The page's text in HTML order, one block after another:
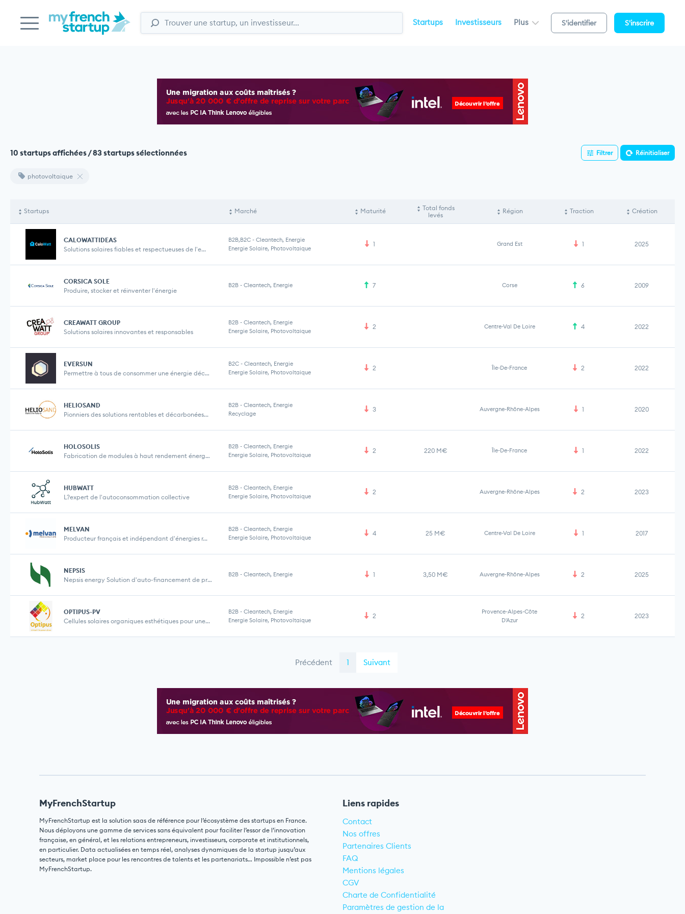
Startups Investisseurs Plus S'identifier S'inscrire
10 startups affichées / 83 startups sélectionnées Filtrer Réinitialiser
photovoltaique
Startups Marché Maturité
Total fonds
levés
Région Traction Création
CALOWATTIDEAS
Solutions solaires fiables et respectueuses de l'e...
B2B,B2C - Cleantech, Energie
Energie Solaire, Photovoltaique
1 Grand Est 1 2025
CORSICA SOLE
Produire, stocker et réinventer l'énergie
B2B - Cleantech, Energie 7 Corse 6 2009
CREAWATT GROUP
Solutions solaires innovantes et responsables
B2B - Cleantech, Energie
Energie Solaire, Photovoltaique
2 Centre-Val De Loire 4 2022
EVERSUN
Permettre à tous de consommer une énergie décar...
B2C - Cleantech, Energie
Energie Solaire, Photovoltaique
2 Île-De-France 2 2022
HELIOSAND
Pionniers des solutions rentables et décarbonées...
B2B - Cleantech, Energie
Recyclage
3 Auvergne-Rhône-Alpes 1 2020
HOLOSOLIS
Fabrication de modules à haut rendement énergét...
B2B - Cleantech, Energie
Energie Solaire, Photovoltaique
2 220 M€ Île-De-France 1 2022
HUBWATT
L?expert de l'autoconsommation collective
B2B - Cleantech, Energie
Energie Solaire, Photovoltaique
2 Auvergne-Rhône-Alpes 2 2023
MELVAN
Producteur français et indépendant d'énergies r...
B2B - Cleantech, Energie
Energie Solaire, Photovoltaique
4 25 M€ Centre-Val De Loire 1 2017
NEPSIS
Nepsis energy Solution d'auto-financement de proje...
B2B - Cleantech, Energie 1 3,50 M€ Auvergne-Rhône-Alpes 2 2025
OPTIPUS-PV
Cellules solaires organiques esthétiques pour une...
B2B - Cleantech, Energie
Energie Solaire, Photovoltaique
2
Provence-Alpes-Côte
D'Azur
2 2023
Précédent 1 Suivant
MyFrenchStartup
MyFrenchStartup est la solution saas de référence pour l’écosystème des startups en France.
Nous déployons une gamme de services sans équivalent pour faciliter l’essor de l’innovation
française, en général, et les relations entrepreneurs, investisseurs, corporate et institutionnels,
en particulier. Data actualisées en temps réel, analyses dynamiques de la startup jusqu’aux
secteurs, market place pour les rencontres de talents et les partenariats… Impossible n’est pas
MyFrenchStartup.
Liens rapides
Contact
Nos offres
Partenaires Clients
FAQ
Mentions légales
CGV
Charte de Confidentialité
Paramètres de gestion de la